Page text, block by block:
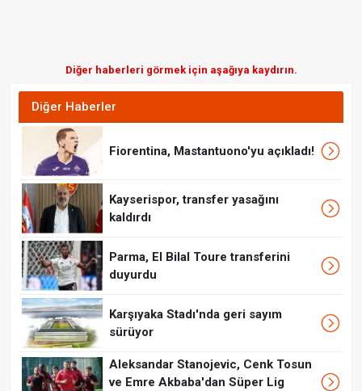
Diğer haberleri görmek için aşağıya kaydırın.
Diğer Haberler
Fiorentina, Mastantuono'yu açıkladı!
Kayserispor, transfer yasağını
kaldırdı
Parma, El Bilal Toure transferini
duyurdu
Karşıyaka Stadı'nda geri sayım
sürüyor
Aleksandar Stanojevic, Cenk Tosun
ve Emre Akbaba'dan Süper Lig